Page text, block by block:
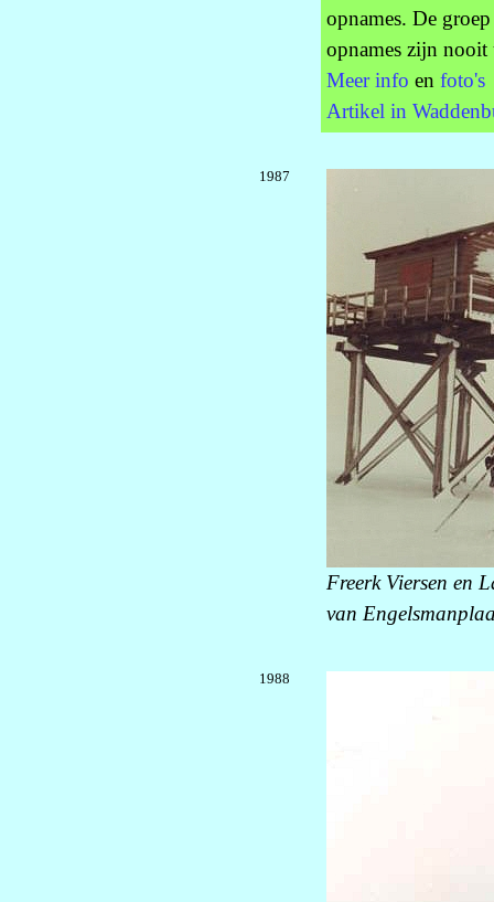
opnames. De
opnames zijn nooit
Meer info en foto's
Artikel in
1987
Freerk Viersen en
van
1988